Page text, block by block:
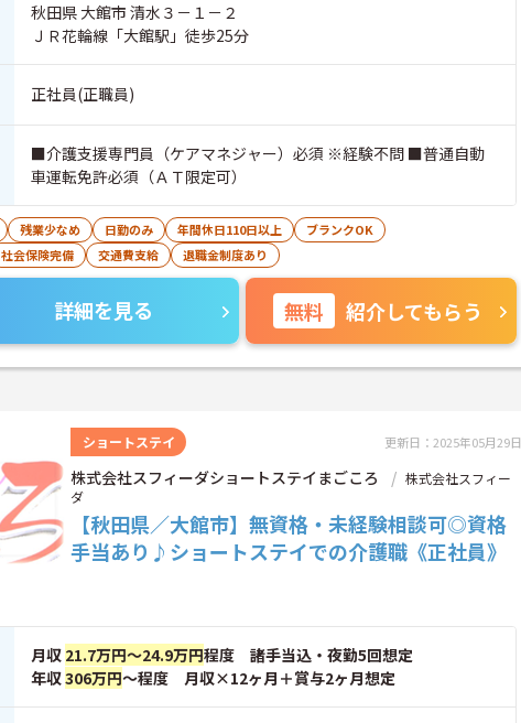
秋田県 大館市 清水３－１－２
ＪＲ花輪線「大館駅」徒歩25分
正社員(正職員)
■介護支援専門員（ケアマネジャー）必須 ※経験不問 ■普通自動
車運転免許必須（ＡＴ限定可）
残業少なめ 日勤のみ 年間休日110日以上
ブランクOK
社会保険完備 交通費支給 退職金制度あり
詳細を見る 無料 紹介してもらう
ショートステイ 更新日：2025年05月29日
株式会社スフィーダショートステイまごころ
株式会社スフィー
ダ
【秋田県／大館市】無資格・未経験相談可◎資格
手当あり♪ショートステイでの介護職《正社員》
月収 21.7万円～24.9万円程度 諸手当込・夜勤5回想定
年収306万円～程度 月収×12ヶ月＋賞与2ヶ月想定